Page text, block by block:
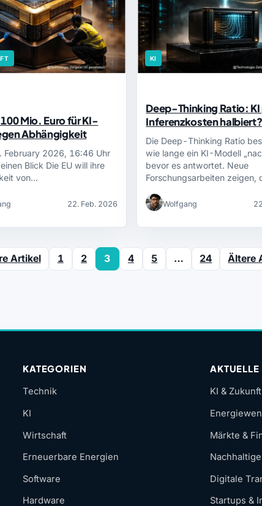
Mio. Euro für KI-
Abhängigkeit
February 2026, 16:46 Uhr
Blick Die EU will ihre
von…
22. Feb. 2026
KI
Deep-Thinking Ratio: KI
Inferenzkosten halbiert?
Die Deep-Thinking Ratio
wie lange ein KI-Modell
bevor es antwortet. Neue
Forschungsarbeiten zeigen,
Wolfgang
Artikel 1 2 3 4 5 … 24 Ältere
KATEGORIEN
Technik
KI
Wirtschaft
Erneuerbare Energien
Software
Hardware
AKTUELLE
KI &
Märkte &
Digitale
Startups &